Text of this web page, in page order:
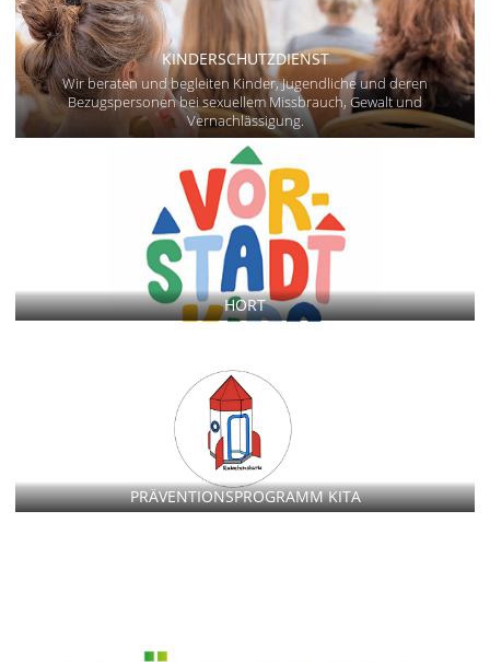
KINDERSCHUTZDIENST
Wir beraten und begleiten Kinder, Jugendliche und deren
Bezugspersonen bei sexuellem Missbrauch, Gewalt und
Vernachlässigung.
HORT
PRÄVENTIONSPROGRAMM KITA